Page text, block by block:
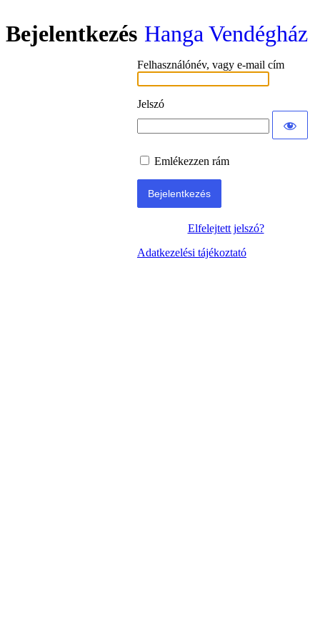
Bejelentkezés Hanga Vendégház
Felhasználónév, vagy e-mail cím
Jelszó
Emlékezzen rám
Elfelejtett jelszó?
Adatkezelési tájékoztató